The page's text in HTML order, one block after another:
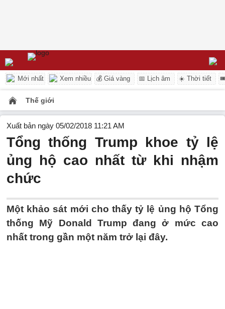
Mới nhất Xem nhiều 💰 Giá vàng 📅 Lịch âm ☀️ Thời tiết
Thế giới
Xuất bản ngày 05/02/2018 11:21 AM
Tổng thống Trump khoe tỷ lệ
ủng hộ cao nhất từ khi nhậm
chức
Một khảo sát mới cho thấy tỷ lệ ủng hộ Tổng
thống Mỹ Donald Trump đang ở mức cao
nhất trong gần một năm trở lại đây.